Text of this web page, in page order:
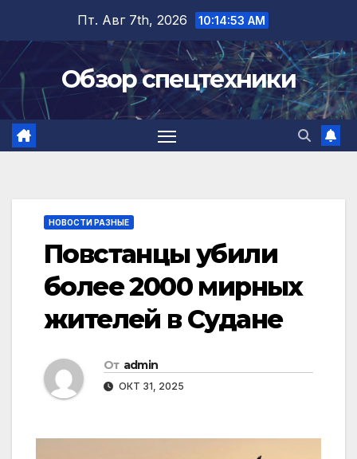
содержимому
Пт. Авг 7th, 2026 10:14:54 AM
Обзор спецтехники
НОВОСТИ РАЗНЫЕ
Повстанцы убили
более 2000 мирных
жителей в Судане
От admin
ОКТ 31, 2025